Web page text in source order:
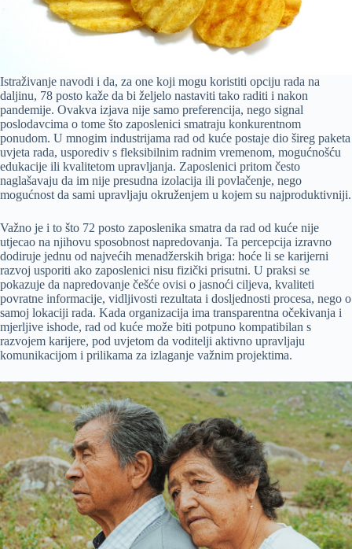
Istraživanje navodi i da, za one koji mogu koristiti opciju rada na
daljinu, 78 posto kaže da bi željelo nastaviti tako raditi i nakon
pandemije. Ovakva izjava nije samo preferencija, nego signal
poslodavcima o tome što zaposlenici smatraju konkurentnom
ponudom. U mnogim industrijama rad od kuće postaje dio šireg paketa
uvjeta rada, usporediv s fleksibilnim radnim vremenom, mogućnošću
edukacije ili kvalitetom upravljanja. Zaposlenici pritom često
naglašavaju da im nije presudna izolacija ili povlačenje, nego
mogućnost da sami upravljaju okruženjem u kojem su najproduktivniji.
Važno je i to što 72 posto zaposlenika smatra da rad od kuće nije
utjecao na njihovu sposobnost napredovanja. Ta percepcija izravno
dodiruje jednu od najvećih menadžerskih briga: hoće li se karijerni
razvoj usporiti ako zaposlenici nisu fizički prisutni. U praksi se
pokazuje da napredovanje češće ovisi o jasnoći ciljeva, kvaliteti
povratne informacije, vidljivosti rezultata i dosljednosti procesa, nego o
samoj lokaciji rada. Kada organizacija ima transparentna očekivanja i
mjerljive ishode, rad od kuće može biti potpuno kompatibilan s
razvojem karijere, pod uvjetom da voditelji aktivno upravljaju
komunikacijom i prilikama za izlaganje važnim projektima.